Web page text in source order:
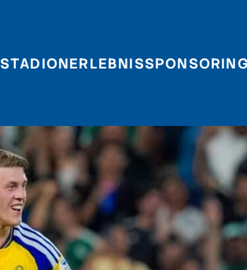
STADIONERLEBNISSPONSORING